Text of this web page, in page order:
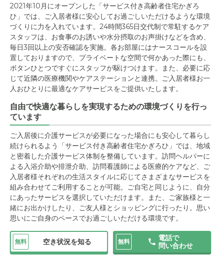
2021年10月にオープンした「サービス付き高齢者住宅かぎろ
ひ」では、ご入居者様に安心してお過ごしいただけるような環境
づくりに力を入れています。24時間365日交代制で常駐するケア
スタッフは、お食事のお誘いや水分摂取のお声掛けなどを含め、
毎日3回以上の安否確認を実施。各お部屋にはナースコールを設
置しておりますので、プライベートな空間で何かあった際にも、
ボタンひとつですぐにスタッフが駆けつけます。また、必要に応
じて近隣の医療機関やケアステーションと連携。ご入居者様お一
人おひとりに最適なケアサービスをご提供いたします。
自由で快適な暮らしを実現するための環境づくりを行っ
ています
ご入居後に介護サービスが必要になった場合にも安心して暮らし
続けられるよう「サービス付き高齢者住宅かぎろひ」では、地域
と密着した介護サービス体制を整備しています。訪問ヘルパーに
よる入浴介助や排泄介助、訪問看護師による医療的ケアなど、ご
入居者様それぞれの生活スタイルに応じてさまざまなサービスを
組み合わせてご利用することが可能。ご自宅と同じように、自分
にあったサービスを選択していただけます。また、ご家族様と一
緒にお出かけしたり、ご友人様とショッピングに行ったり。思い
思いにご自身のペースでお過ごしいただける環境です。
無料 空き状況を知る 無料
電話で
問い合わせ